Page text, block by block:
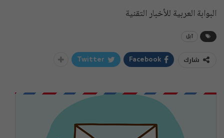
البوابة العربية للأخبار التقنية
آبل
شارك Facebook
Twitter